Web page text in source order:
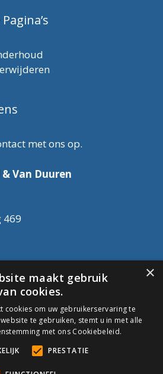
met ons op.
Van Duuren
469
zijn nu af te
Er kan alleen met
worden, dus geen pin.
×
maakt gebruik
cookies.
cookies om uw gebruikerservaring te
te gebruiken, stemt u in met alle
met ons Cookiebeleid.
PRESTATIE